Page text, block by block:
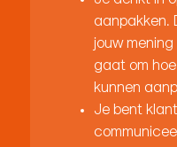
aanpakken.
jouw
gaat om
kunnen
Je bent